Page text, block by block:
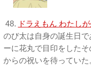
48. ドラえもん わたし
のび太は自身の誕生日
ーに花丸で目印をした
からの祝いを待っていた